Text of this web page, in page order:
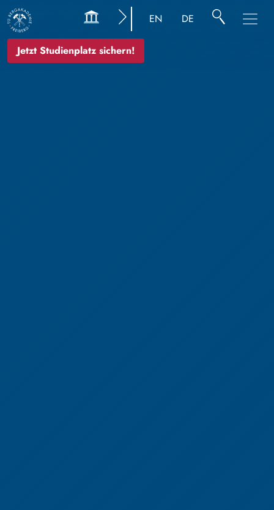
Jetzt Studienplatz sichern!
EN DE